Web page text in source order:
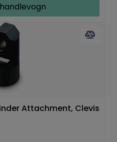
Attachment, Clevis